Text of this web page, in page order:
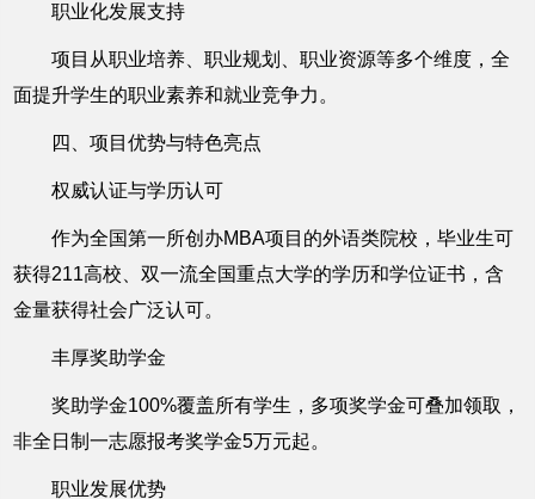
职业化发展支持
项目从职业培养、职业规划、职业资源等多个维度，全
面提升学生的职业素养和就业竞争力。
四、项目优势与特色亮点
权威认证与学历认可
作为全国第一所创办MBA项目的外语类院校，毕业生可
获得211高校、双一流全国重点大学的学历和学位证书，含
金量获得社会广泛认可。
丰厚奖助学金
奖助学金100%覆盖所有学生，多项奖学金可叠加领取，
非全日制一志愿报考奖学金5万元起。
职业发展优势